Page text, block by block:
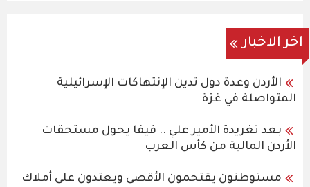
اخر الاخبار
الأردن وعدة دول تدين الإنتهاكات الإسرائيلية
المتواصلة في غزة
بعد تغريدة الأمير علي .. فيفا يحول مستحقات
الأردن المالية من كأس العرب
مستوطنون يقتحمون الأقصى ويعتدون على أملاك